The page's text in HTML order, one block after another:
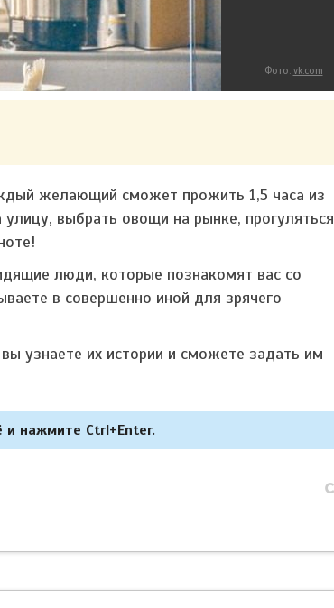
Фото: vk.com
желающий сможет прожить 1,5 часа из
выбрать овощи на рынке, прогуляться
люди, которые познакомят вас со
в совершенно иной для зрячего
узнаете их истории и сможете задать им
и нажмите Ctrl+Enter.